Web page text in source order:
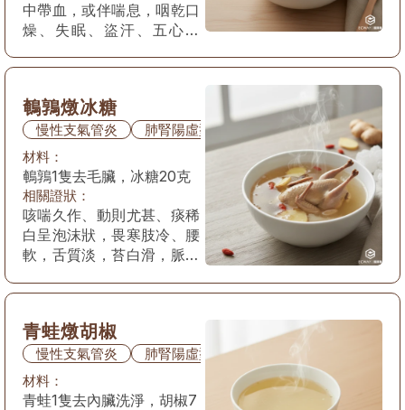
中帶血，或伴喘息，咽乾口
燥、失眠、盜汗、五心煩
紅，苔少，脈細數弱。
鵪鶉燉冰糖
慢性支氣管炎
肺腎陽虛型
材料：
鵪鶉1隻去毛臟，冰糖20克
相關證狀：
咳喘久作、動則尤甚、痰稀
白呈泡沫狀，畏寒肢冷、腰
軟，舌質淡，苔白滑，脈沉
青蛙燉胡椒
慢性支氣管炎
肺腎陽虛型
材料：
青蛙1隻去內臟洗淨，胡椒7